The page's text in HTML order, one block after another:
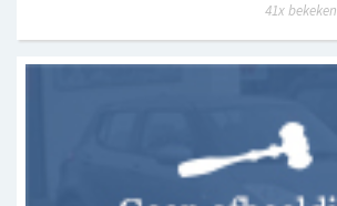
41x bekeken